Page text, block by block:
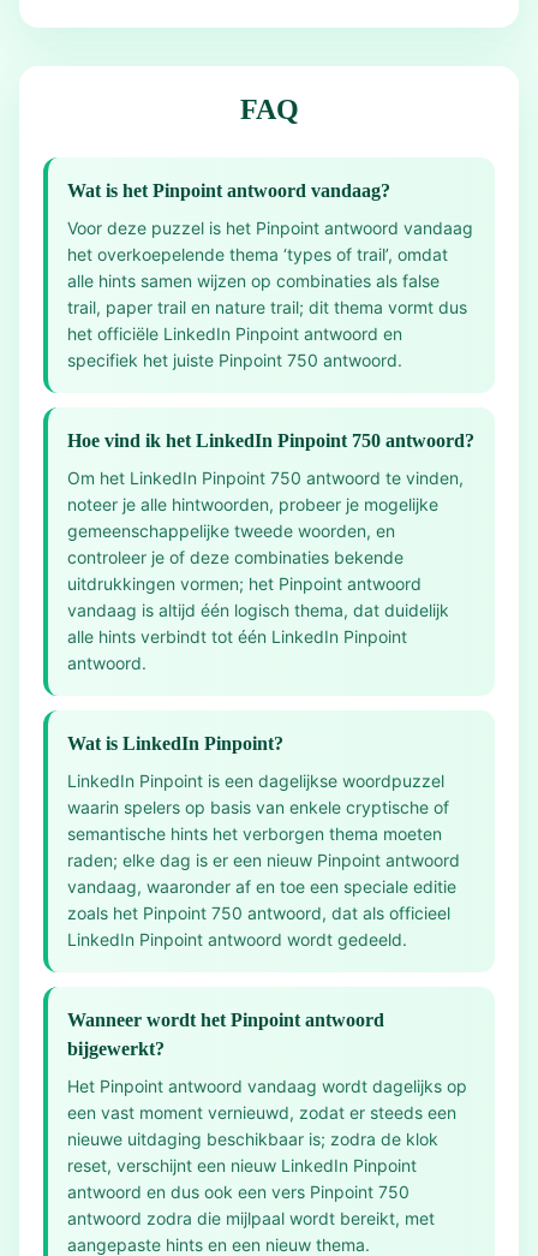
FAQ
Wat is het Pinpoint antwoord vandaag?
Voor deze puzzel is het Pinpoint antwoord vandaag
het overkoepelende thema ‘types of trail’, omdat
alle hints samen wijzen op combinaties als false
trail, paper trail en nature trail; dit thema vormt dus
het officiële LinkedIn Pinpoint antwoord en
specifiek het juiste Pinpoint 750 antwoord.
Hoe vind ik het LinkedIn Pinpoint 750 antwoord?
Om het LinkedIn Pinpoint 750 antwoord te vinden,
noteer je alle hintwoorden, probeer je mogelijke
gemeenschappelijke tweede woorden, en
controleer je of deze combinaties bekende
uitdrukkingen vormen; het Pinpoint antwoord
vandaag is altijd één logisch thema, dat duidelijk
alle hints verbindt tot één LinkedIn Pinpoint
antwoord.
Wat is LinkedIn Pinpoint?
LinkedIn Pinpoint is een dagelijkse woordpuzzel
waarin spelers op basis van enkele cryptische of
semantische hints het verborgen thema moeten
raden; elke dag is er een nieuw Pinpoint antwoord
vandaag, waaronder af en toe een speciale editie
zoals het Pinpoint 750 antwoord, dat als officieel
LinkedIn Pinpoint antwoord wordt gedeeld.
Wanneer wordt het Pinpoint antwoord
bijgewerkt?
Het Pinpoint antwoord vandaag wordt dagelijks op
een vast moment vernieuwd, zodat er steeds een
nieuwe uitdaging beschikbaar is; zodra de klok
reset, verschijnt een nieuw LinkedIn Pinpoint
antwoord en dus ook een vers Pinpoint 750
antwoord zodra die mijlpaal wordt bereikt, met
aangepaste hints en een nieuw thema.